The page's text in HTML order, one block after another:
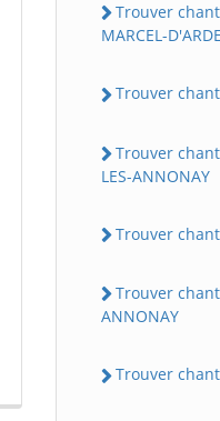
Trouver
MARCEL-
Trouver
Trouver
LES-ANNONAY
Trouver
Trouver
ANNONAY
Trouver